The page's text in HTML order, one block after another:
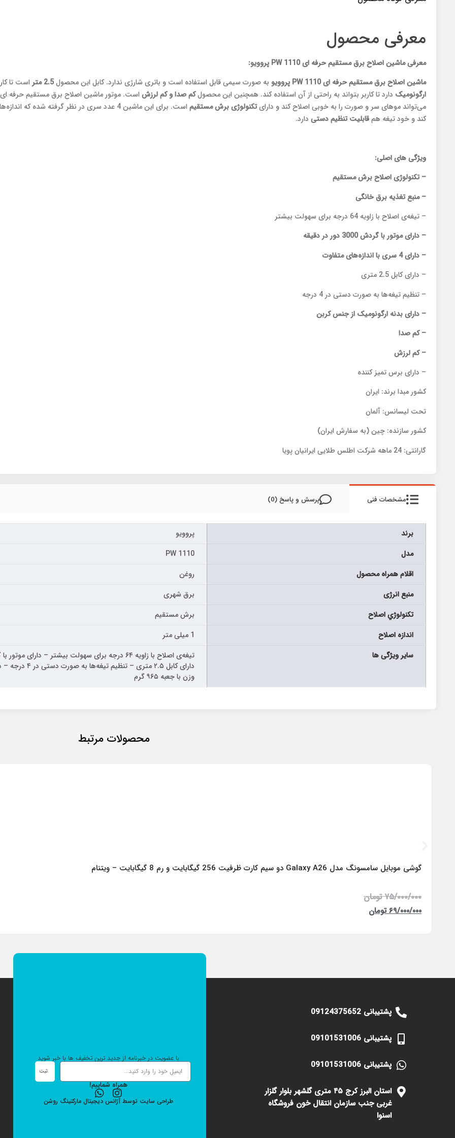
معرفی محصول
معرفی ماشین اصلاح برق مستقیم حرفه ای PW 1110 پروویو:
ماشین اصلاح برق مستقیم حرفه ای PW 1110
پروویو به صورت سیمی قابل استفاده است و باتری شارژی ندارد. کابل این محصول است تا
ارگونومیک دارد تا کاربر بتواند به راحتی از آن استفاده کند. همچنین این محصولکم صدا و کم لرزش
می‌تواند موهای سر و صورت را به خوبی اصلاح کند و دارایتکنولوژی برش مستقیم
است. برای این ماشین 4 عدد سری در نظر گرفته
کند و خود تیغه همقابلیت تنظیم دستی دارد.
ویژگی های اصلی:
– تکنولوژی اصلاح برش مستقیم
– منبع تغذیه برق خانگی
– تیغه‌ی اصلاح با زاویه 64 درجه برای سهولت بیشتر
– دارای موتور با گردش 3000 دور در دقیقه
– دارای 4 سری با اندازه‌های متفاوت
– دارای کابل 2.5 متری
– تنظیم تیغه‌ها به صورت دستی در 4 درجه
– دارای بدنه‌ ارگونومیک از جنس کربن
– کم صدا
– کم لرزش
– دارای برس تمیز کننده
کشور مبدا برند: ایران
تحت لیسانس: آلمان
کشور سازنده: چین (به سفارش ایران)
گارانتی: 24 ماهه شرکت اطلس طلایی ایرانیان پویا
مشخصات فنی پرسش و پاسخ (0)
برند
پروویو
مدل
PW 1110
اقلام همراه محصول
روغن
منبع انرژی
برق شهری
تکنولوژي اصلاح
برش مستقیم
اندازه اصلاح
1 میلی متر
سایر ویژگی ها
دارای کابل
وزن با جعبه ۹۶۵ گرم
محصولات مرتبط
گوشی موبایل سامسونگ مدل Galaxy A26 دو سیم کارت ظرفیت 256 گیگابایت و رم 8 گیگابایت – ویتنام
۷۵/۰۰۰/۰۰۰ تومان
۶۹/۰۰۰/۰۰۰ تومان
پشتیبانی 09124375652
پشتیبانی 09101531006
پشتیبانی 09101531006
استان البرز کرج ۴۵ متری گلشهر بلوار گلزار
غربی جنب سازمان انتقال خون فروشگاه
اسنوا
با عضویت در خبرنامه از جدید ترین تخفیف ها با خبر شوید
ثبت
همراه شماییم!
طراحی سایت توسطآژانس دیجیتال مارکتینگ روشن